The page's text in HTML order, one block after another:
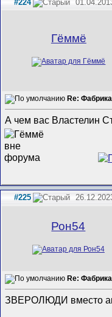
#224
Гёммё
Re:
А чем вас Властелин
#225
Рон54
Re:
ЗВЕРОЛЮДИ вместо